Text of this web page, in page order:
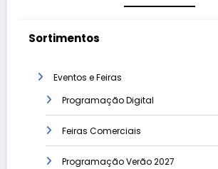
Sortimentos
Eventos e Feiras
Programação Digital
Feiras Comerciais
Programação Verão 2027